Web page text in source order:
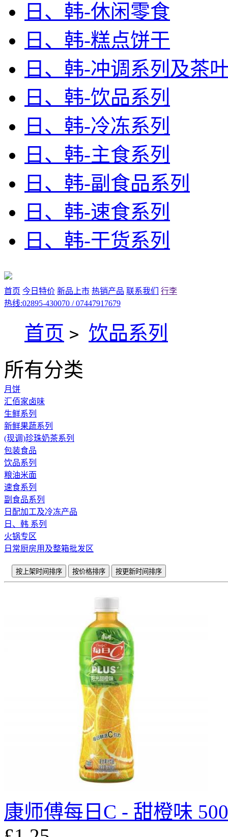
日、韩-休闲零食
日、韩-糕点饼干
日、韩-冲调系列及茶
日、韩-饮品系列
日、韩-冷冻系列
日、韩-主食系列
日、韩-副食品系列
日、韩-速食系列
日、韩-干货系列
首页 今日特价 新品上市 热销产品 联系我们
行李
热线:02895-430070 / 07447917679
首页 > 饮品系列
所有分类
月饼
汇佰家卤味
生鲜系列
新鲜果蔬系列
(现调)珍珠奶茶系列
包装食品
饮品系列
粮油米面
速食系列
副食品系列
日配加工及冷冻产品
日、韩 系列
火锅专区
日常厨房用及整箱批发区
按上架时间排序 按价格排序 按更新时间排序
康师傅每日C - 甜橙味